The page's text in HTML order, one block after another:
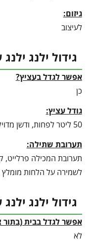
גיזום:
לעיצוב
גידול ילנג
אפשר לגדל בעציץ?
כן
גודל עציץ:
50 ליטר לפחות, ודשן מדויק
תערובת שתילה:
תערובת המכילה פרלייט,
לשמירה על הלחות מומלץ
גידול ילנג
אפשר לגדל בבית
לא